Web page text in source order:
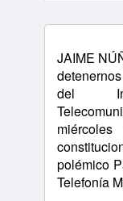
JAIME
del
polémico
Telefonía